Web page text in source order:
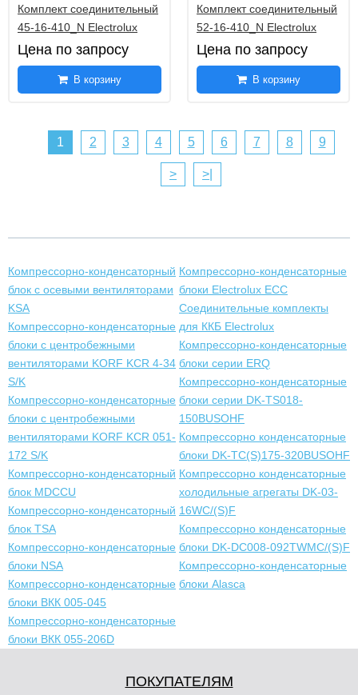
Комплект соединительный
45-16-410_N Electrolux
Цена по запросу
В корзину
Комплект соединительный
52-16-410_N Electrolux
Цена по запросу
В корзину
1 2 3 4 5 6 7 8 9
> >|
Компрессорно-конденсаторный
блок с осевыми вентиляторами
KSA
Компрессорно-конденсаторные
блоки с центробежными
вентиляторами KORF KCR 4-34
S/K
Компрессорно-конденсаторные
блоки с центробежными
вентиляторами KORF KCR 051-
172 S/K
Компрессорно-конденсаторный
блок MDCCU
Компрессорно-конденсаторный
блок TSA
Компрессорно-конденсаторные
блоки NSA
Компрессорно-конденсаторные
блоки ВКК 005-045
Компрессорно-конденсаторные
блоки ВКК 055-206D
Компрессорно-конденсаторные
блоки Electrolux ECC
Соединительные комплекты
для ККБ Electrolux
Компрессорно-конденсаторные
блоки серии ERQ
Компрессорно-конденсаторные
блоки серии DK-TS018-
150BUSOHF
Компрессорно конденсаторные
блоки DK-TC(S)175-320BUSOHF
Компрессорно конденсаторные
холодильные агрегаты DK-03-
16WC/(S)F
Компрессорно конденсаторные
блоки DK-DC008-092TWMC/(S)F
Компрессорно-конденсаторные
блоки Alasca
ПОКУПАТЕЛЯМ